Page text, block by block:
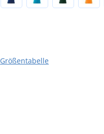
Größentabelle